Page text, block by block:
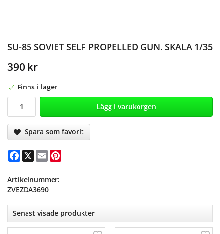
SU-85 SOVIET SELF PROPELLED GUN. SKALA 1/35
390 kr
Finns i lager
Lägg i varukorgen
Spara som favorit
Facebook
X Email
Artikelnummer:
ZVEZDA3690
Senast visade produkter